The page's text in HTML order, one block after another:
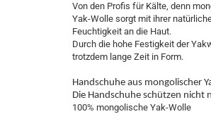
Von den Profis für Kälte, denn
Yak-Wolle sorgt mit ihrer
Feuchtigkeit an die Haut.
Durch die hohe Festigkeit der
trotzdem lange Zeit in Form.
Handschuhe aus mongolischer
Die Handschuhe schützen nicht
100% mongolische Yak-Wolle